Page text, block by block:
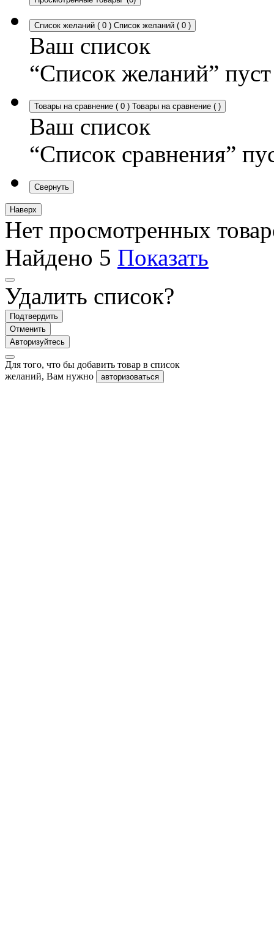
Список желаний ( 0 ) Список желаний ( 0 )
Ваш список
“Список желаний” пуст
Товары на сравнение ( 0 ) Товары на сравнение ( )
Ваш список
“Список сравнения”
Свернуть
Наверх
Нет просмотренных
Найдено 5 Показать
Удалить список?
Подтвердить
Отменить
Авторизуйтесь
Для того, что бы добавить товар в список
желаний, Вам нужно
авторизоваться